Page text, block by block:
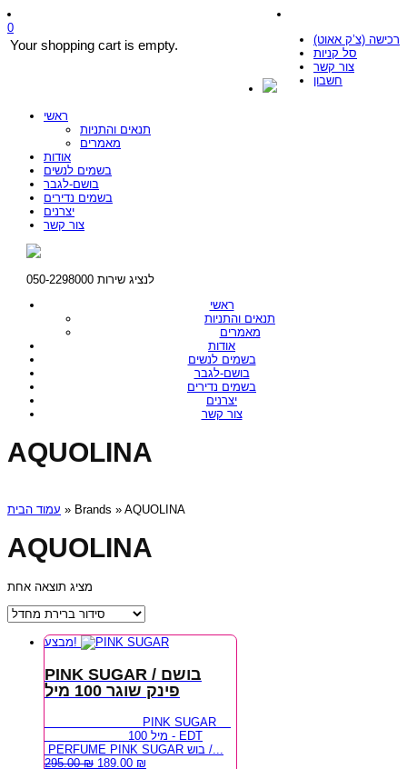
רכישה (צ’ק אאוט)
סל קניות
צור קשר
חשבון
0
Your shopping cart is empty.
ראשי
תנאים והתניות
מאמרים
אודות
בשמים לנשים
בושם-לגבר
בשמים נדירים
יצרנים
צור קשר
לנציג שירות 050-2298000
ראשי
תנאים והתניות
מאמרים
אודות
בשמים לנשים
בושם-לגבר
בשמים נדירים
יצרנים
צור קשר
AQUOLINA
עמוד הבית » Brands » AQUOLINA
AQUOLINA
מציג תוצאה אחת
מבצע!
PINK SUGAR / בושם
פינק שוגר 100 מיל
PINK SUGAR
100 מיל - EDT
PERFUME PINK SUGAR בוש /...
295.00₪ 189.00 ₪